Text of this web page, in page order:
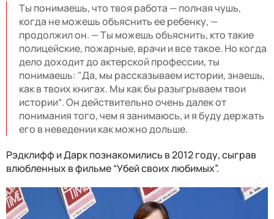
Ты понимаешь, что твоя работа — полная чушь,
когда не можешь объяснить ее ребенку, —
продолжил он. — Ты можешь объяснить, кто такие
полицейские, пожарные, врачи и все такое. Но когда
дело доходит до актерской профессии, ты
понимаешь: "Да, мы рассказываем истории, знаешь,
как в твоих книгах. Мы как бы разыгрываем твои
истории“. Он действительно очень далек от
понимания того, чем я занимаюсь, и я буду держать
его в неведении как можно дольше.
Рэдклифф и Дарк познакомились в 2012 году, сыграв
влюбленных в фильме “Убей своих любимых”.